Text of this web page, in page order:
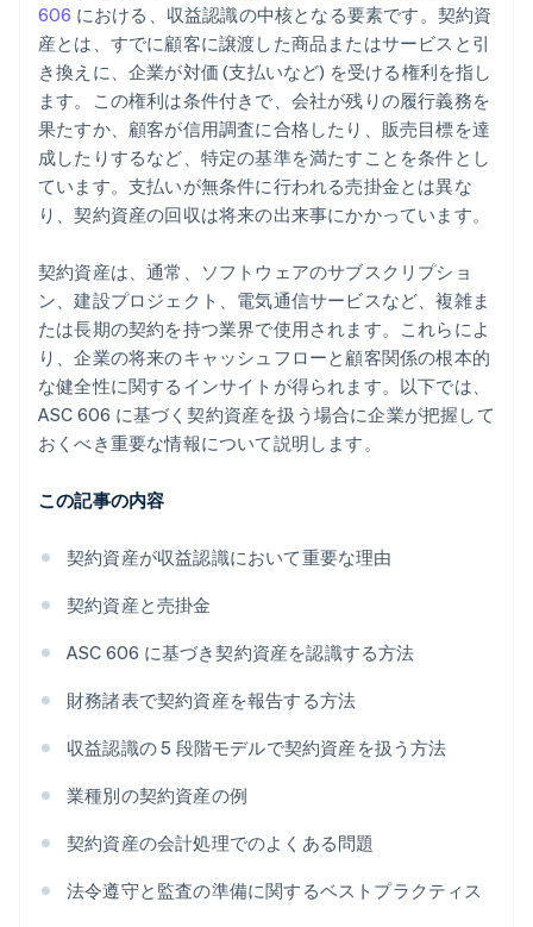
監査人との連絡
606 における、収益認識の中核となる要素です。契約資
産とは、すでに顧客に譲渡した商品またはサービスと引
き換えに、企業が対価 (支払いなど) を受ける権利を指し
ます。この権利は条件付きで、会社が残りの履行義務を
果たすか、顧客が信用調査に合格したり、販売目標を達
成したりするなど、特定の基準を満たすことを条件とし
ています。支払いが無条件に行われる売掛金とは異な
り、契約資産の回収は将来の出来事にかかっています。
契約資産は、通常、ソフトウェアのサブスクリプショ
ン、建設プロジェクト、電気通信サービスなど、複雑ま
たは長期の契約を持つ業界で使用されます。これらによ
り、企業の将来のキャッシュフローと顧客関係の根本的
な健全性に関するインサイトが得られます。以下では、
ASC 606 に基づく契約資産を扱う場合に企業が把握して
おくべき重要な情報について説明します。
この記事の内容
契約資産が収益認識において重要な理由
契約資産と売掛金
ASC 606 に基づき契約資産を認識する方法
財務諸表で契約資産を報告する方法
収益認識の 5 段階モデルで契約資産を扱う方法
業種別の契約資産の例
契約資産の会計処理でのよくある問題
法令遵守と監査の準備に関するベストプラクティス